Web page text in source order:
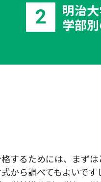
2
明治
学部
するためには、まず
から調べてもよいで